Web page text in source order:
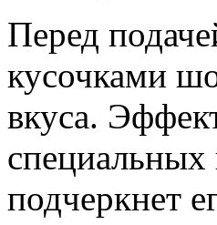
Перед
кусочками
вкуса.
специальных
подчеркнет